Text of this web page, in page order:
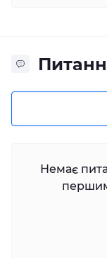
Немає